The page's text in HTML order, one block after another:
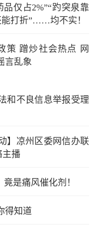
仅占2%”“趵突泉靠
能打折”……均不实！
策 蹭炒社会热点 网
言乱象
和不良信息举报受理
】凉州区委网信办联
主播
是痛风催化剂！
得知道